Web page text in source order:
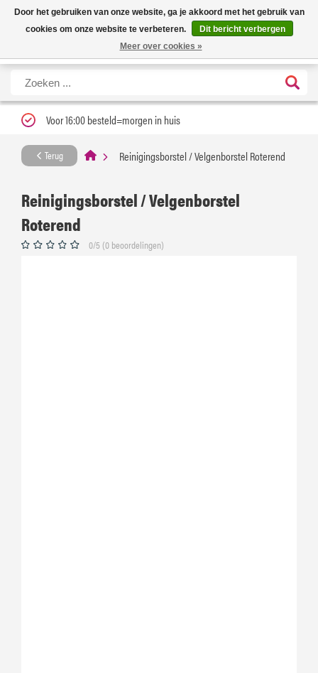
Nieuwe levertijd: 1 tot 3 werkdagen | Nu 25% korting op gehele assortiment
Carfume met kortingscode ''verfrissend''
X
Voor 16:00 besteld=morgen in huis
Terug Reinigingsborstel / Velgenborstel Roterend
Reinigingsborstel / Velgenborstel
Roterend
0/5 (0 beoordelingen)
Door het gebruiken van onze website, ga je akkoord met het gebruik van
cookies om onze website te verbeteren.
Dit bericht verbergen
Meer over cookies »